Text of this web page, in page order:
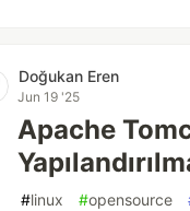
Doğukan Eren
Jun 19 '25
Apache
#linux #opensource